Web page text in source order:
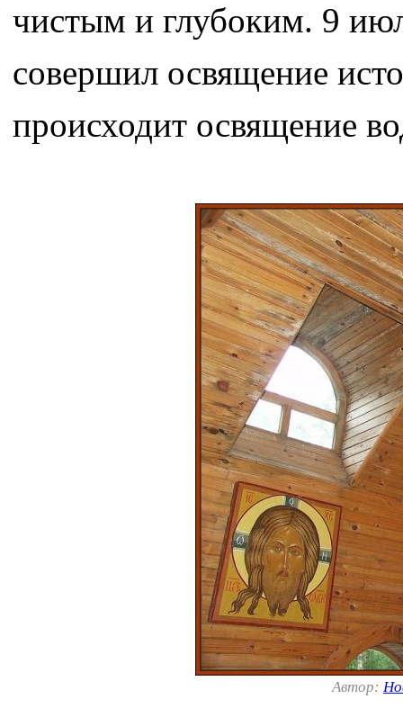
чистым и глубоким. 9
совершил освящение
происходит освящение
Автор: